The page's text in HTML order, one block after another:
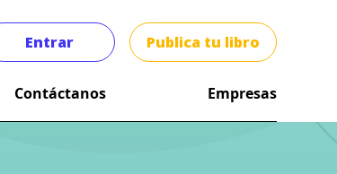
Entrar Publica tu libro
Contáctanos Empresas